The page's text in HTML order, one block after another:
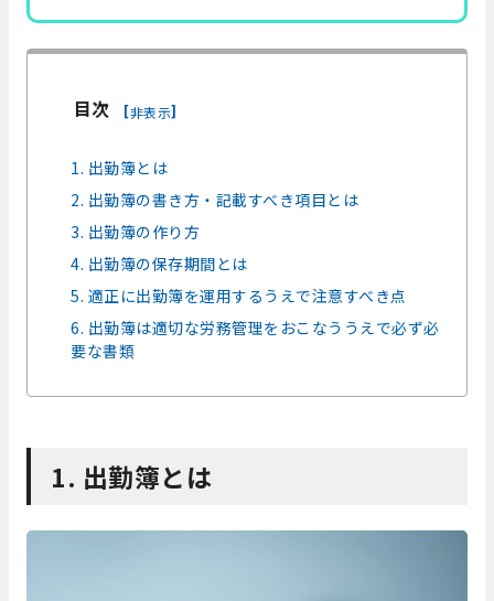
目次 [非表示]
1. 出勤簿とは
2. 出勤簿の書き方・記載すべき項目とは
3. 出勤簿の作り方
4. 出勤簿の保存期間とは
5. 適正に出勤簿を運用するうえで注意すべき点
6. 出勤簿は適切な労務管理をおこなううえで必ず必
要な書類
1. 出勤簿とは